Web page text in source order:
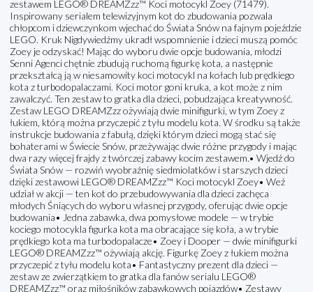
zestawem LEGO® DREAMZzz™ Koci motocykl Zoey (71479).
Inspirowany serialem telewizyjnym kot do zbudowania pozwala
chłopcom i dziewczynkom wjechać do Świata Snów na fajnym pojeździe
LEGO. Kruk Nigdywiedźmy ukradł wspomnienie i dzieci muszą pomóc
Zoey je odzyskać! Mając do wyboru dwie opcje budowania, młodzi
Senni Agenci chętnie zbudują ruchomą figurkę kota, a następnie
przekształcą ją w niesamowity koci motocykl na kołach lub prędkiego
kota z turbodopalaczami. Koci motor goni kruka, a kot może z nim
zawalczyć. Ten zestaw to gratka dla dzieci, pobudzająca kreatywność.
Zestaw LEGO DREAMZzz ożywiają dwie minifigurki, w tym Zoey z
łukiem, którą można przyczepić z tyłu modelu kota. W środku są także
instrukcje budowania z fabułą, dzięki którym dzieci mogą stać się
bohaterami w Świecie Snów, przeżywając dwie różne przygody i mając
dwa razy więcej frajdy z twórczej zabawy kocim zestawem.• Wjedź do
Świata Snów — rozwiń wyobraźnię siedmiolatków i starszych dzieci
dzięki zestawowi LEGO® DREAMZzz™ Koci motocykl Zoey• Weź
udział w akcji — ten kot do przebudowywania dla dzieci zachęca
młodych Śniących do wyboru własnej przygody, oferując dwie opcje
budowania• Jedna zabawka, dwa pomysłowe modele — w trybie
kociego motocykla figurka kota ma obracające się koła, a w trybie
prędkiego kota ma turbodopalacze• Zoey i Dooper — dwie minifigurki
LEGO® DREAMZzz™ ożywiają akcję. Figurkę Zoey z łukiem można
przyczepić z tyłu modelu kota• Fantastyczny prezent dla dzieci —
zestaw ze zwierzątkiem to gratka dla fanów serialu LEGO®
DREAMZzz™ oraz miłośników zabawkowych pojazdów• Zestawy